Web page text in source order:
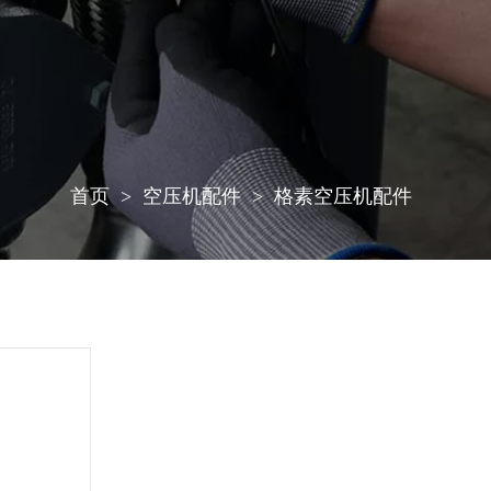
首页 空压机配件 格素空压机配件